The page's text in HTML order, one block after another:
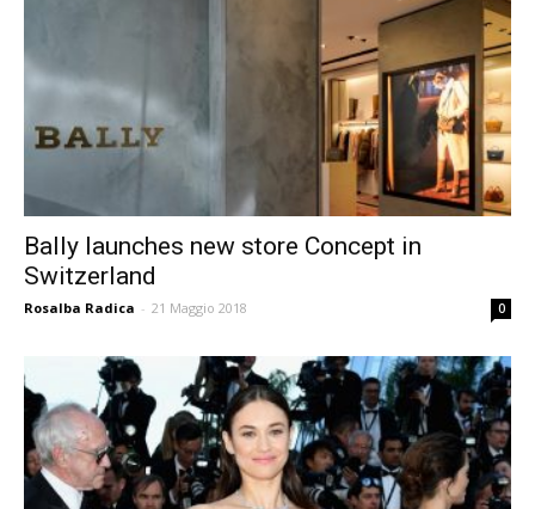
Bally launches new store Concept in
Switzerland
Rosalba Radica - 21 Maggio 2018 0